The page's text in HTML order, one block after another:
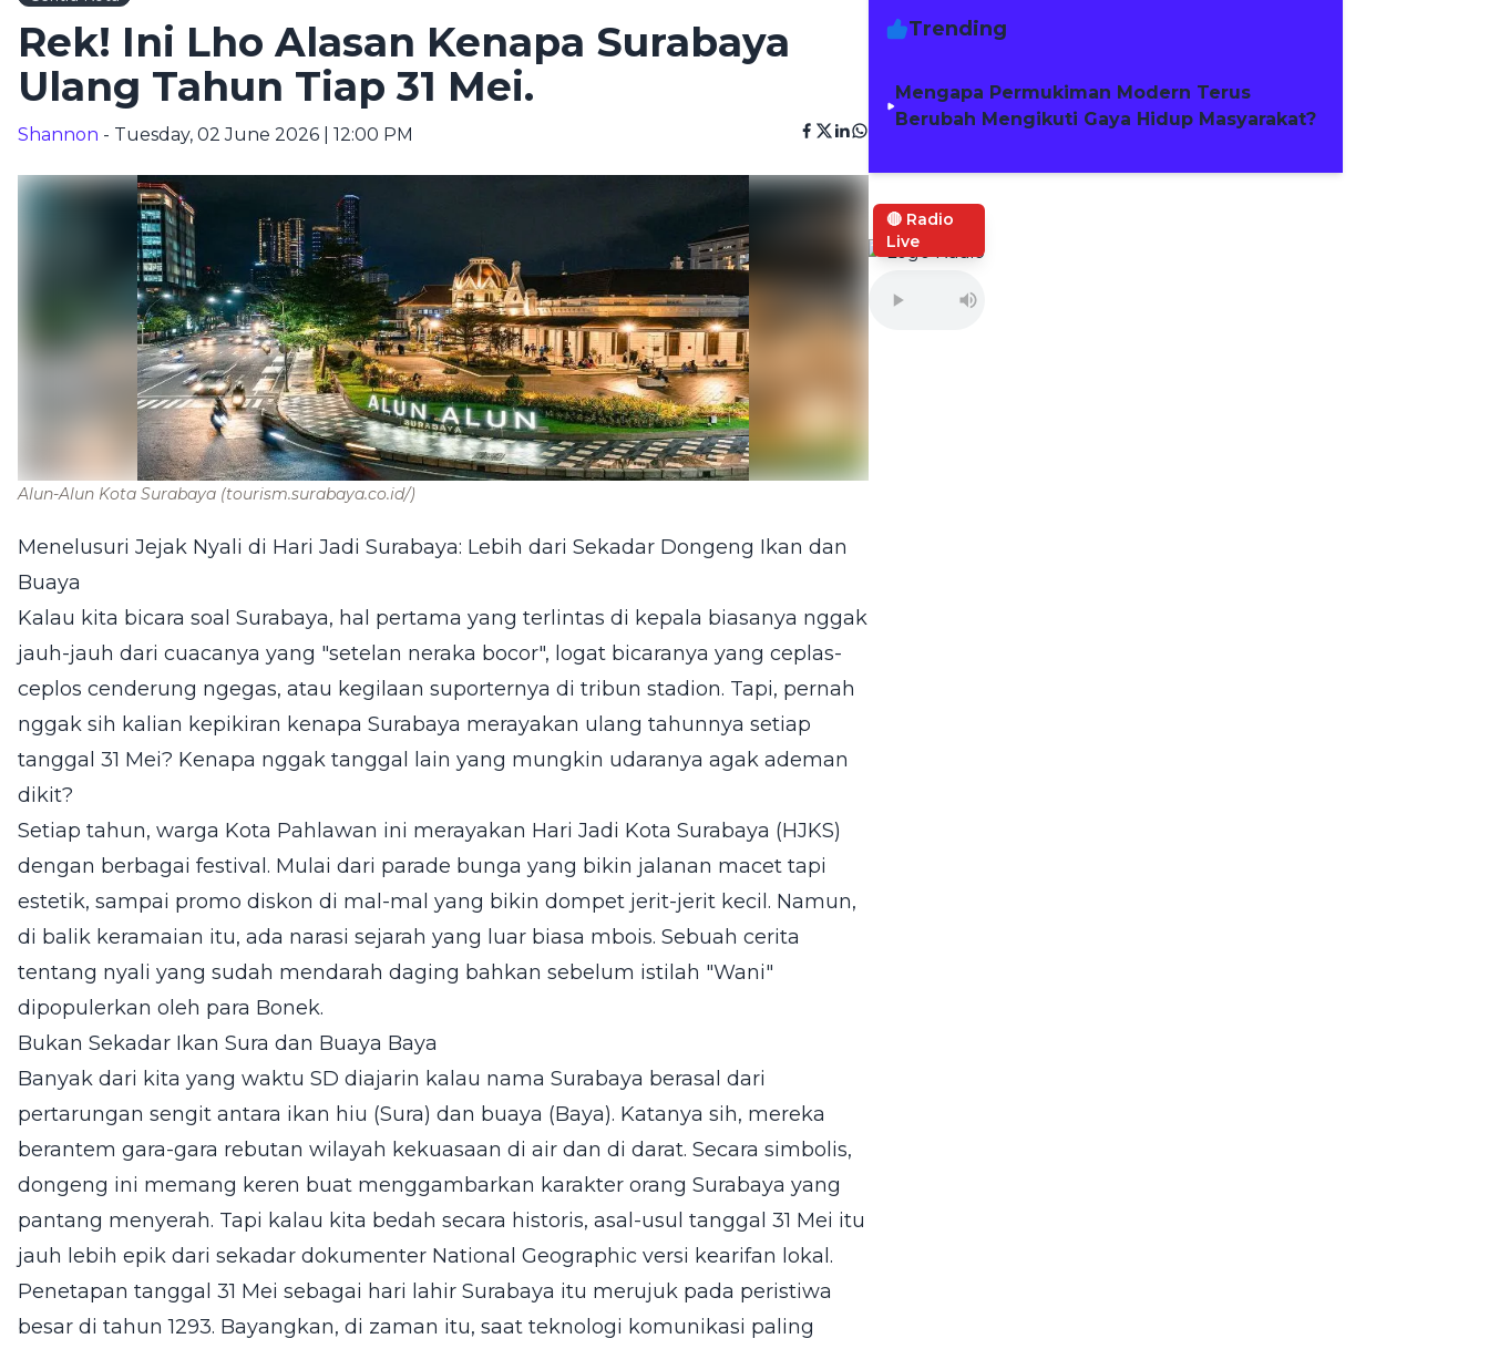
Rek! Ini Lho Alasan Kenapa Surabaya
Ulang Tahun Tiap 31 Mei.
Shannon - Tuesday, 02 June 2026 | 12:00 PM
Alun-Alun Kota Surabaya (tourism.surabaya.co.id/)
Menelusuri Jejak Nyali di Hari Jadi Surabaya: Lebih dari Sekadar Dongeng Ikan dan
Buaya
Kalau kita bicara soal Surabaya, hal pertama yang terlintas di kepala biasanya nggak
jauh-jauh dari cuacanya yang "setelan neraka bocor", logat bicaranya yang ceplas-
ceplos cenderung ngegas, atau kegilaan suporternya di tribun stadion. Tapi, pernah
nggak sih kalian kepikiran kenapa Surabaya merayakan ulang tahunnya setiap
tanggal 31 Mei? Kenapa nggak tanggal lain yang mungkin udaranya agak ademan
dikit?
Setiap tahun, warga Kota Pahlawan ini merayakan Hari Jadi Kota Surabaya (HJKS)
dengan berbagai festival. Mulai dari parade bunga yang bikin jalanan macet tapi
estetik, sampai promo diskon di mal-mal yang bikin dompet jerit-jerit kecil. Namun,
di balik keramaian itu, ada narasi sejarah yang luar biasa mbois. Sebuah cerita
tentang nyali yang sudah mendarah daging bahkan sebelum istilah "Wani"
dipopulerkan oleh para Bonek.
Bukan Sekadar Ikan Sura dan Buaya Baya
Banyak dari kita yang waktu SD diajarin kalau nama Surabaya berasal dari
pertarungan sengit antara ikan hiu (Sura) dan buaya (Baya). Katanya sih, mereka
berantem gara-gara rebutan wilayah kekuasaan di air dan di darat. Secara simbolis,
dongeng ini memang keren buat menggambarkan karakter orang Surabaya yang
pantang menyerah. Tapi kalau kita bedah secara historis, asal-usul tanggal 31 Mei itu
jauh lebih epik dari sekadar dokumenter National Geographic versi kearifan lokal.
Penetapan tanggal 31 Mei sebagai hari lahir Surabaya itu merujuk pada peristiwa
besar di tahun 1293. Bayangkan, di zaman itu, saat teknologi komunikasi paling
Trending
Mengapa Permukiman Modern Terus
Berubah Mengikuti Gaya Hidup Masyarakat?
🔴 Radio
Live